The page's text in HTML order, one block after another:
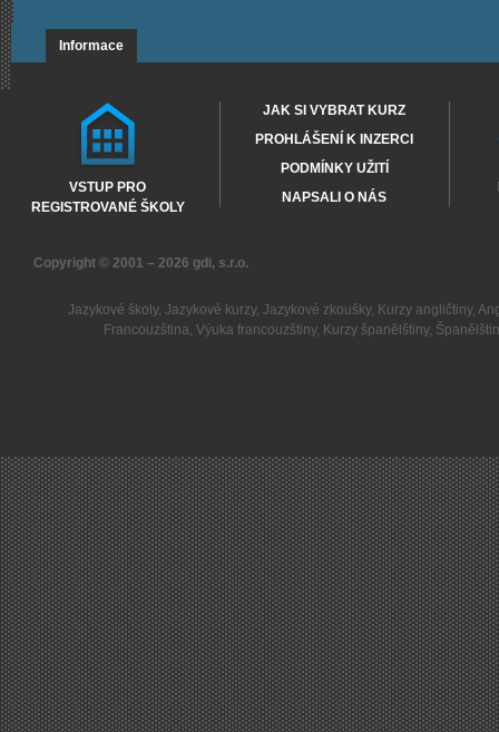
Informace
VSTUP PRO
REGISTROVANÉ ŠKOLY
JAK SI VYBRAT KURZ
PROHLÁŠENÍ K INZERCI
PODMÍNKY UŽITÍ
NAPSALI O NÁS
Copyright © 2001 – 2026 gdi, s.r.o.
Jazykové školy, Jazykové kurzy, Jazykové zkoušky, Kurzy angličtiny,
Francouzština,Výuka francouzštiny, Kurzy španělštiny,